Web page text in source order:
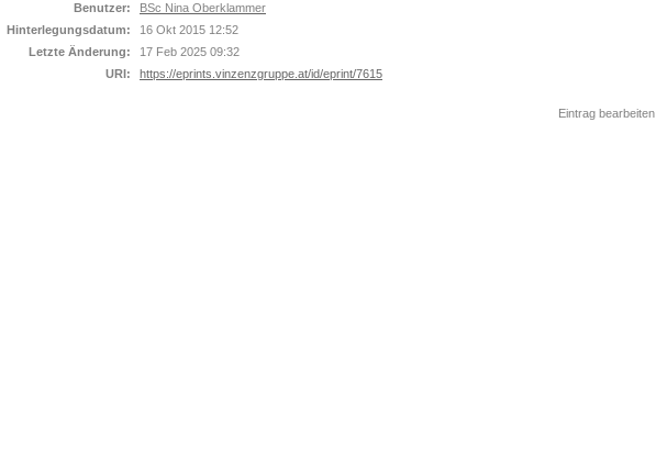
Benutzer:
BSc Nina Oberklammer
Hinterlegungsdatum:
16 Okt 2015 12:52
Letzte Änderung:
17 Feb 2025 09:32
URI:
https://eprints.vinzenzgruppe.at/id/eprint/7615
Eintrag bearbeiten